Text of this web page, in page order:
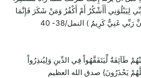
لِيَبْلُوَنِي أَأَشْكُرُ أَمْ أَكْفُرُ وَمَنْ شَكَرَ فَإِنَّمَا
غَنِيٌّ كَرِيمٌ ) النمل/38- 40
طَآئِفَةٌ لِّيَتَفَقَّهُواْ فِي الدِّينِ وَلِيُنذِرُواْ
يَحْذَرُونَ} صدق الله العظيم